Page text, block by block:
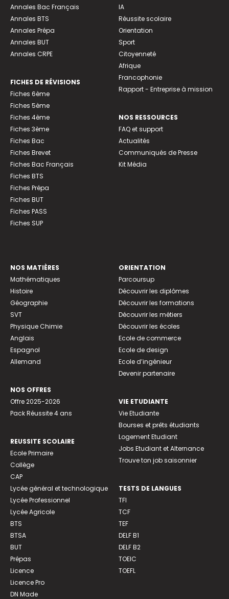
Annales Bac Français
Annales BTS
Annales Prépa
Annales BUT
Annales CRPE
FICHES DE RÉVISIONS
Fiches 6ème
Fiches 5ème
Fiches 4ème
Fiches 3ème
Fiches Bac
Fiches Brevet
Fiches Bac Français
Fiches BTS
Fiches Prépa
Fiches BUT
Fiches PASS
Fiches SUP
IA
Réussite scolaire
Orientation
Sport
Citoyenneté
Afrique
Francophonie
Rapport - Entreprise à mission
NOS RESSOURCES
FAQ et support
Actualités
Communiqués de Presse
Kit Média
NOS MATIÈRES
Mathématiques
Histoire
Géographie
SVT
Physique Chimie
Anglais
Espagnol
Allemand
NOS OFFRES
Offre 2025-2026
Pack Réussite 4 ans
REUSSITE SCOLAIRE
Ecole Primaire
Collège
CAP
Lycée général et technologique
Lycée Professionnel
Lycée Agricole
BTS
BTSA
BUT
Prépas
Licence
Licence Pro
DN Made
ORIENTATION
Parcoursup
Découvrir les diplômes
Découvrir les formations
Découvrir les métiers
Découvrir les écoles
Ecole de commerce
Ecole de design
Ecole d’ingénieur
Devenir partenaire
VIE ETUDIANTE
Vie Etudiante
Bourses et prêts étudiants
Logement Etudiant
Jobs Etudiant et Alternance
Trouve ton job saisonnier
TESTS DE LANGUES
TFI
TCF
TEF
DELF B1
DELF B2
TOEIC
TOEFL